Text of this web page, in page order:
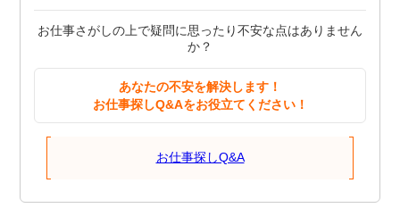
お仕事さがしの上で疑問に思ったり不安な点はありません
か？
あなたの不安を解決します！
お仕事探しQ&Aをお役立てください！
お仕事探しQ&A